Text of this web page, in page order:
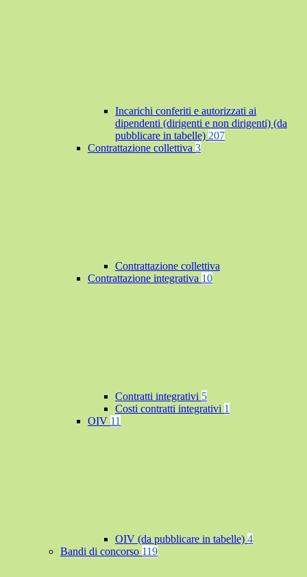
Incarichi conferiti e autorizzati ai
dipendenti (dirigenti e non dirigenti) (da
pubblicare in tabelle) 207
Contrattazione collettiva 3
Contrattazione collettiva
Contrattazione integrativa 10
Contratti integrativi 5
Costi contratti integrativi 1
OIV 11
OIV (da pubblicare in tabelle) 4
Bandi di concorso 119